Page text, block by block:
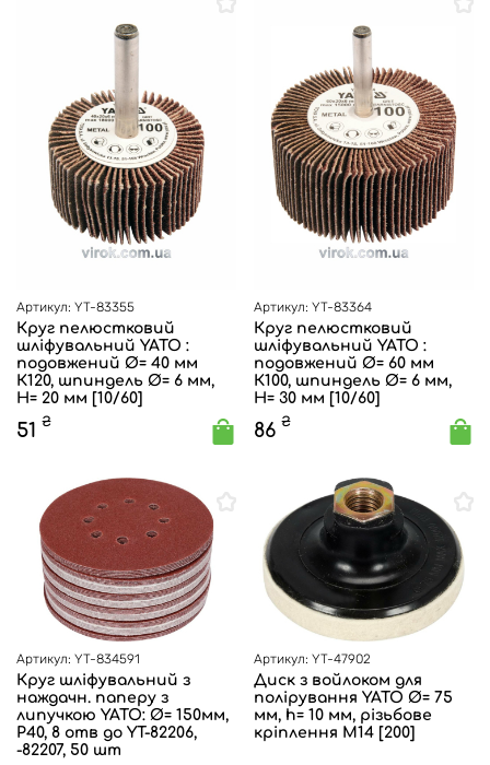
Артикул: YT-83355
Круг пелюстковий
шліфувальний YATO :
подовжений Ø= 40 мм
К120, шпиндель Ø= 6 мм,
H= 20 мм [10/60]
51 ₴
Артикул: YT-83364
Круг пелюстковий
шліфувальний YATO :
подовжений Ø= 60 мм
К100, шпиндель Ø= 6 мм,
H= 30 мм [10/60]
86 ₴
Артикул: YT-834591
Круг шліфувальний з
наждачн. паперу з
липучкою YATO: Ø= 150мм,
Р40, 8 отв до YT-82206,
-82207, 50 шт
Артикул: YT-47902
Диск з войлоком для
полірування YATO Ø= 75
мм, h= 10 мм, різьбове
кріплення М14 [200]